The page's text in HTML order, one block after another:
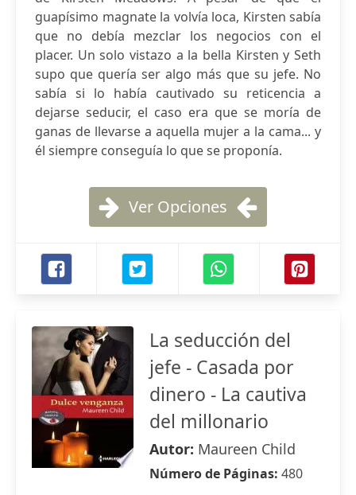
guapísimo magnate la volvía loca, Kirsten sabía
que no debía mezclar los negocios con el
placer. Un solo vistazo a la bella Kirsten y Seth
supo que quería ser algo más que su jefe. No
sabía si lo había cautivado su reticencia a
dejarse seducir, el caso era que se moría de
ganas de llevarse a aquella mujer a la cama... y
él siempre conseguía lo que se proponía.
Ver Opciones
La seducción del
jefe - Casada por
dinero - La cautiva
del millonario
Autor: Maureen Child
Número de Páginas: 480